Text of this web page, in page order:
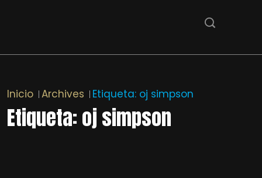
Inicio Archives Etiqueta: oj simpson
Etiqueta:oj simpson